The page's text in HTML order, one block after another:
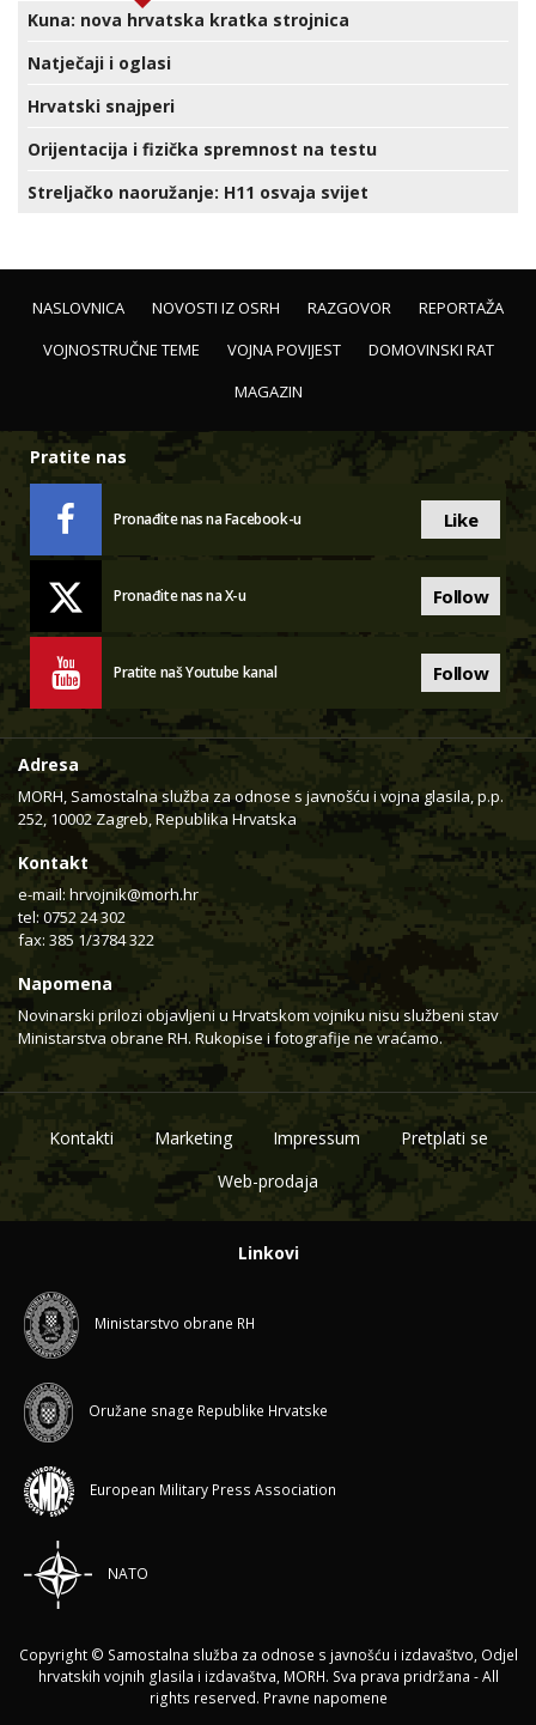
Kuna: nova hrvatska kratka strojnica
Natječaji i oglasi
Hrvatski snajperi
Orijentacija i fizička spremnost na testu
Streljačko naoružanje: H11 osvaja svijet
NASLOVNICA NOVOSTI IZ OSRH RAZGOVOR
REPORTAŽA
VOJNOSTRUČNE TEME
VOJNA POVIJEST
DOMOVINSKI RAT
MAGAZIN
Pratite nas
Pronađite nas na Facebook-u Like
Pronađite nas na X-u Follow
Pratite naš Youtube kanal Follow
Adresa
MORH, Samostalna služba za odnose s javnošću i vojna glasila, p.p.
252, 10002 Zagreb, Republika Hrvatska
Kontakt
e-mail: hrvojnik@morh.hr
tel: 0752 24 302
fax: 385 1/3784 322
Napomena
Novinarski prilozi objavljeni u Hrvatskom vojniku nisu službeni stav
Ministarstva obrane RH. Rukopise i fotografije ne vraćamo.
Kontakti Marketing Impressum
Pretplati se
Web-prodaja
Linkovi
Ministarstvo obrane RH
Oružane snage Republike Hrvatske
European Military Press Association
NATO
Copyright © Samostalna služba za odnose s javnošću i izdavaštvo, Odjel
hrvatskih vojnih glasila i izdavaštva, MORH. Sva prava pridržana - All
rights reserved. Pravne napomene